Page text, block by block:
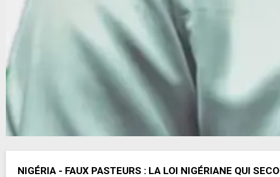
NIGÉRIA - FAUX PASTEURS : LA LOI NIGÉRIANE QUI